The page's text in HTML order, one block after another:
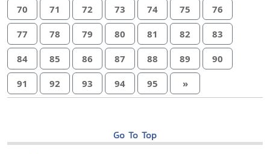
70 71 72 73 74 75 76
77 78 79 80 81 82 83
84 85 86 87 88 89 90
91 92 93 94 95 »
Go To Top